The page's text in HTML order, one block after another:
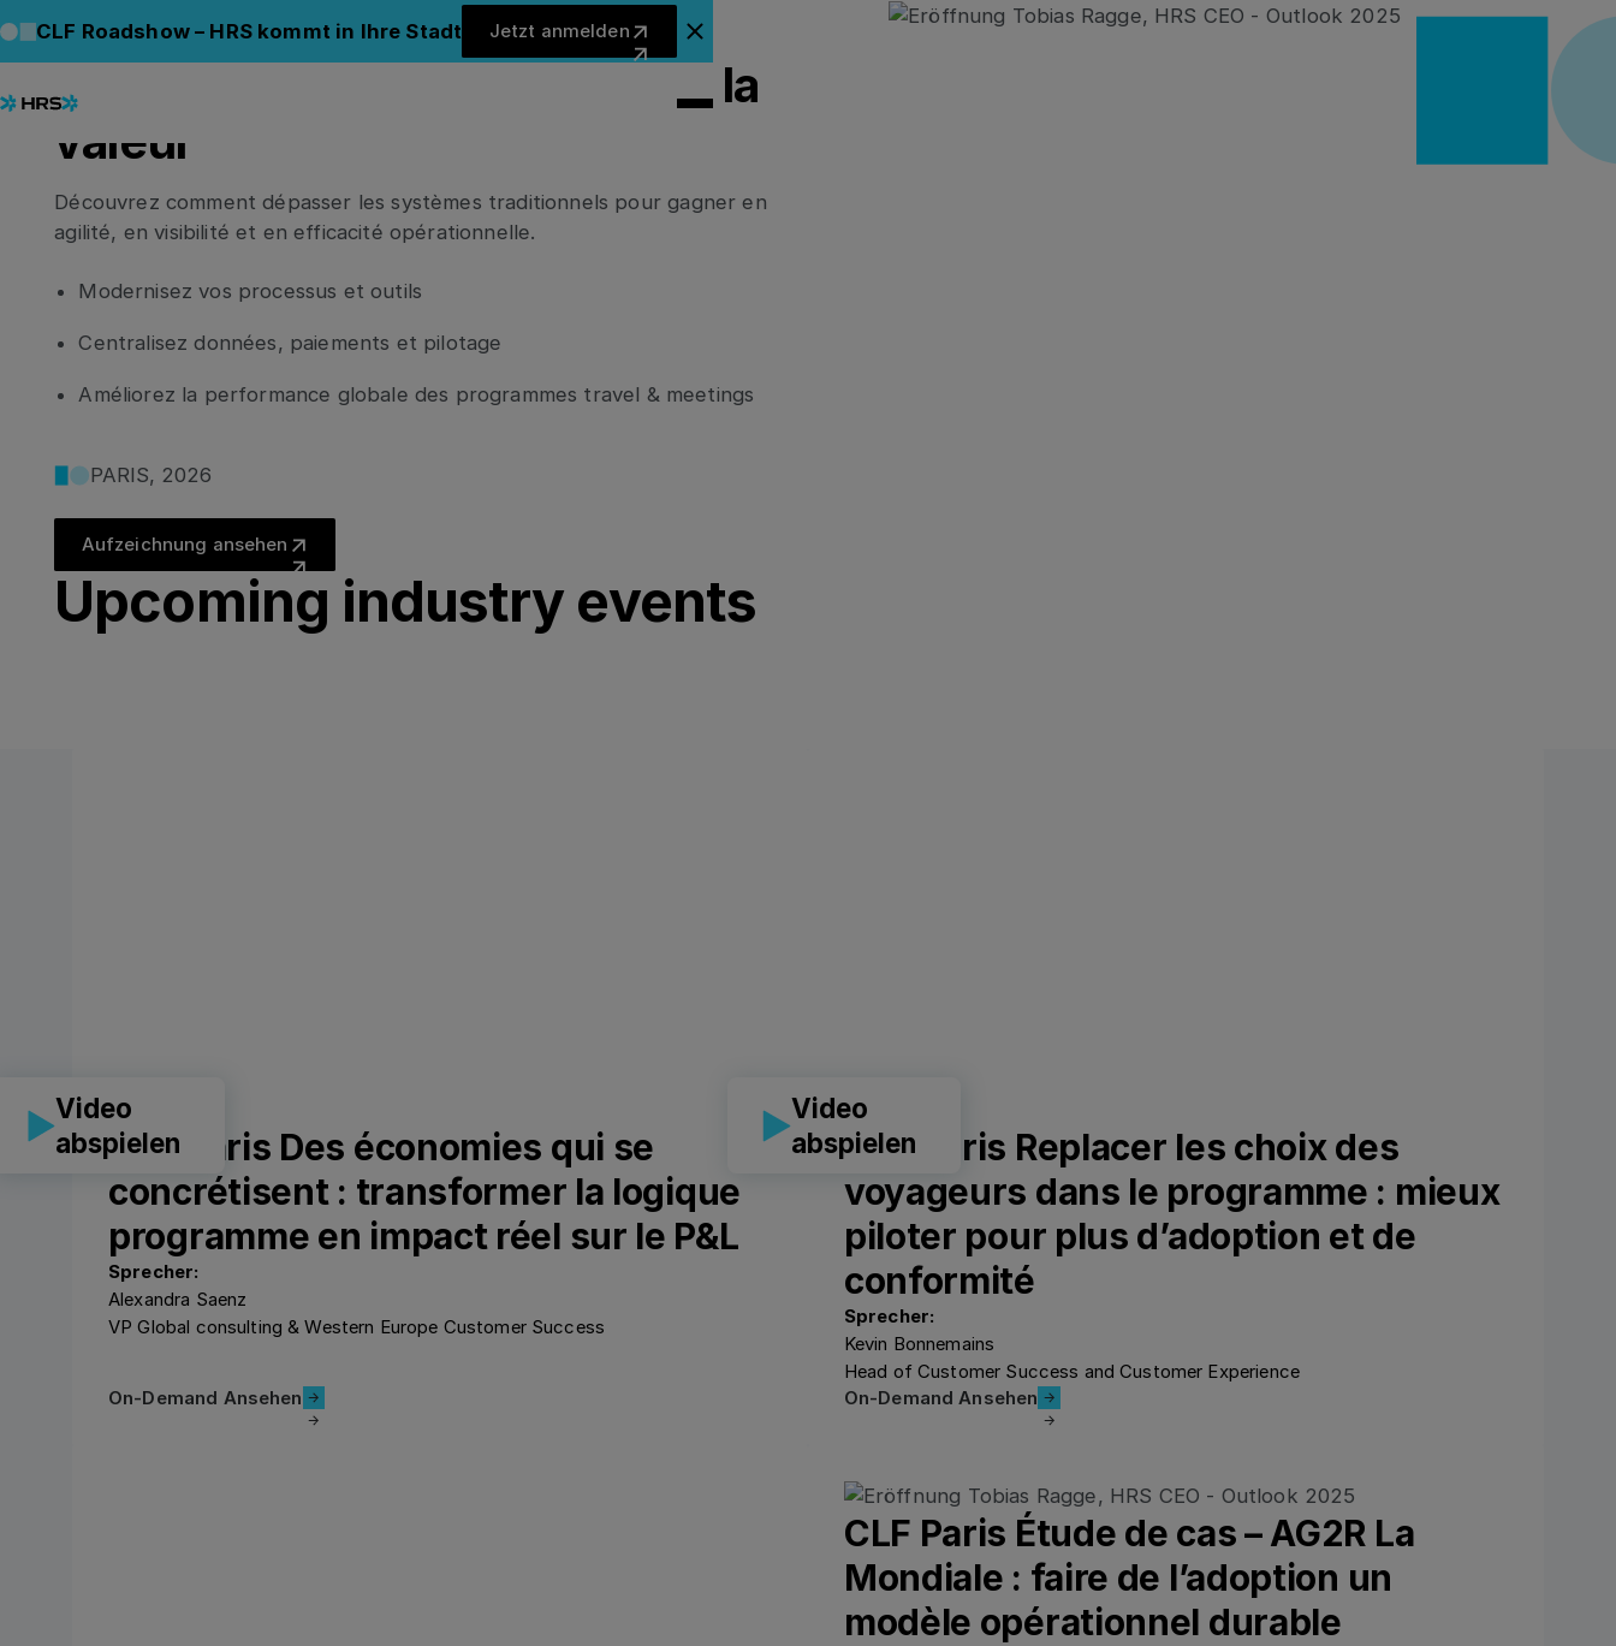
CLF Roadshow – HRS kommt in Ihre Stadt
Jetzt anmelden
Jetzt anmelden
Ankündigungsbanner schließen
Sortir des systèmes
traditionnels pour générer de la
valeur
Découvrez comment dépasser les systèmes traditionnels pour gagner en
agilité, en visibilité et en efficacité opérationnelle.
Modernisez vos processus et outils
Centralisez données, paiements et pilotage
Améliorez la performance globale des programmes travel & meetings
PARIS, 2026
Aufzeichnung ansehen
Aufzeichnung ansehen
Upcoming industry events
Video
abspielen
CLF Paris Des économies qui se
concrétisent : transformer la logique
programme en impact réel sur le P&L
Sprecher:
Alexandra Saenz
VP Global consulting & Western Europe Customer Success
On-Demand Ansehen
On-Demand Ansehen
Video
abspielen
CLF Paris Replacer les choix des
voyageurs dans le programme : mieux
piloter pour plus d’adoption et de
conformité
Sprecher:
Kevin Bonnemains
Head of Customer Success and Customer Experience
On-Demand Ansehen
On-Demand Ansehen
CLF Paris Étude de cas – AG2R La
Mondiale : faire de l’adoption un
modèle opérationnel durable